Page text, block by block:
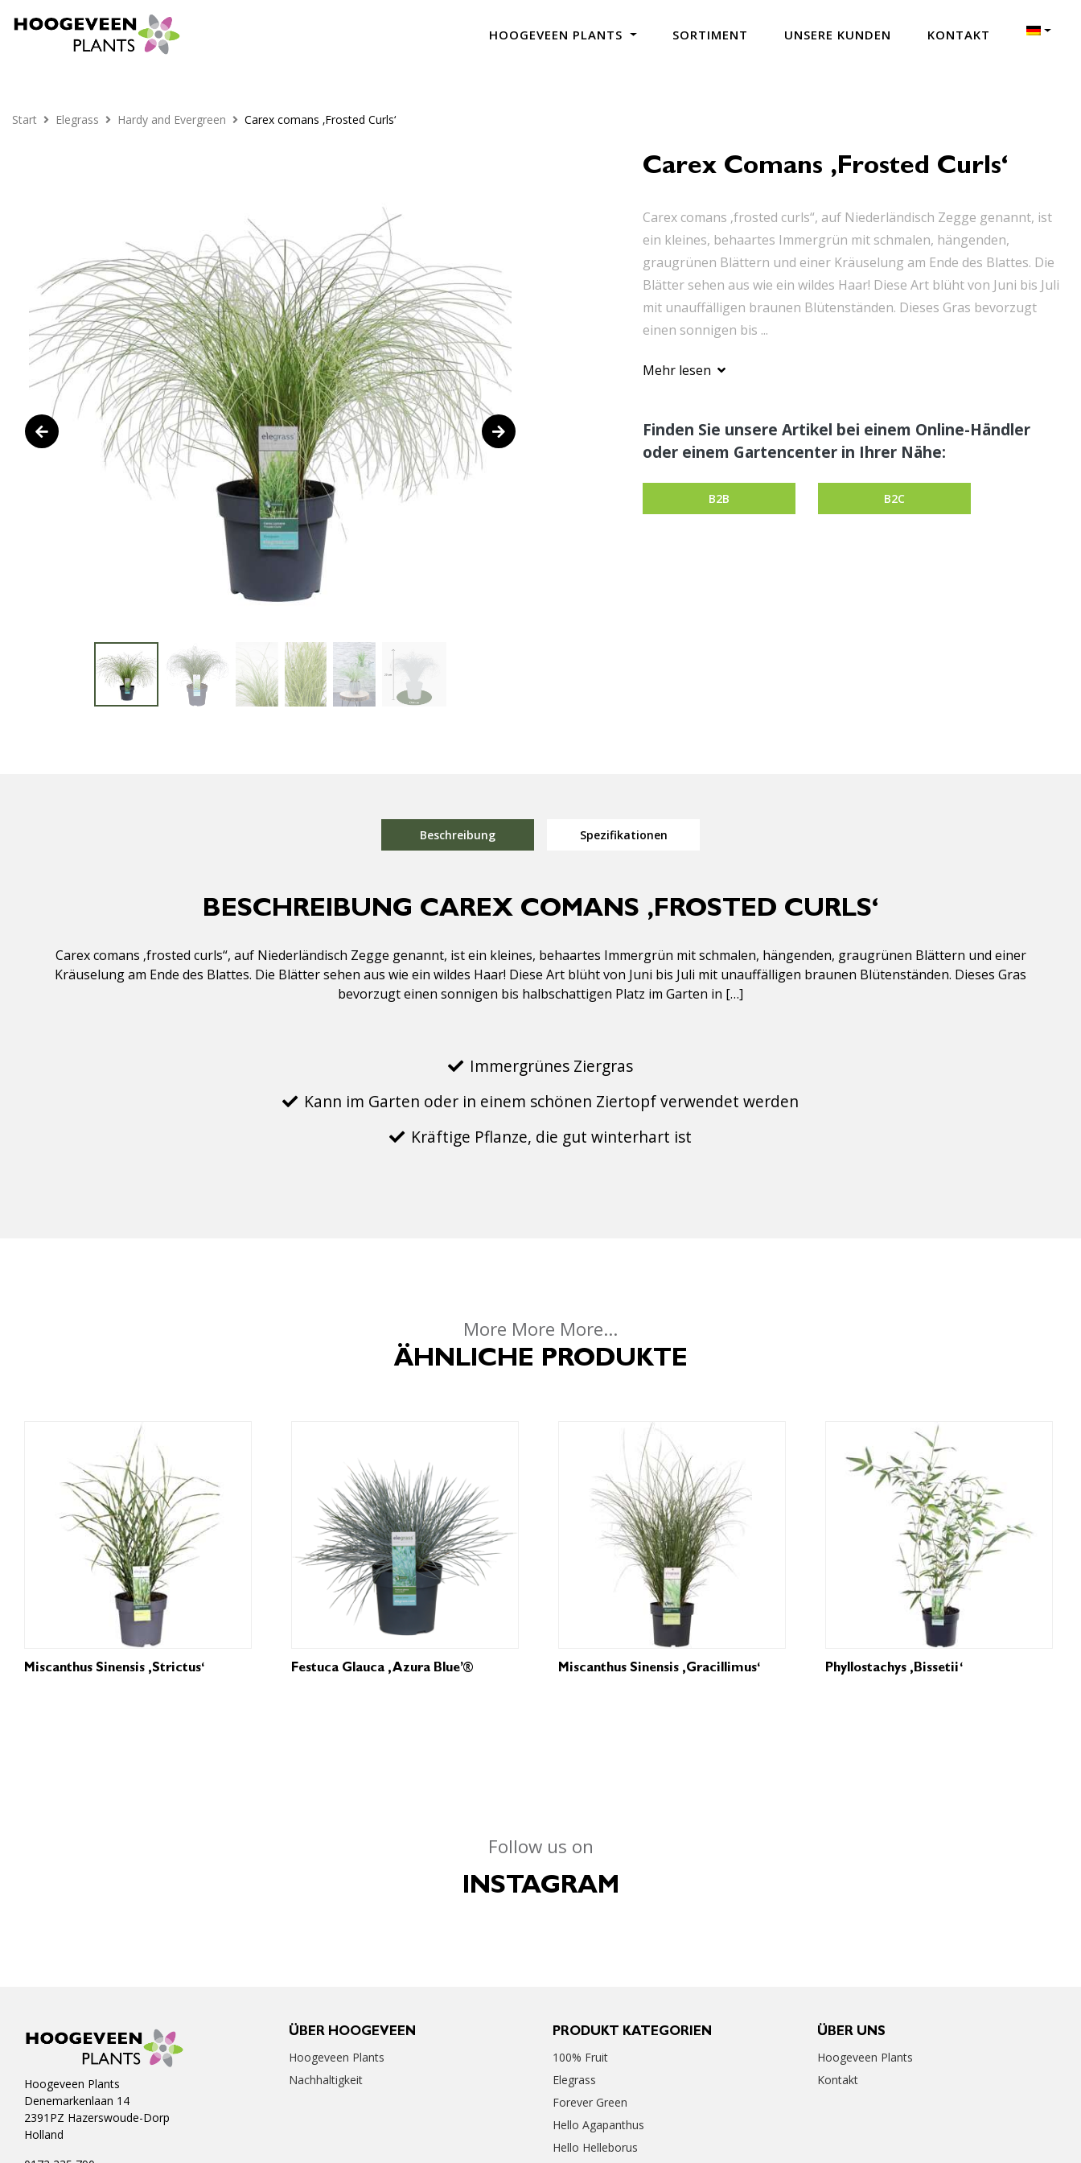
HOOGEVEEN PLANTS SORTIMENT UNSERE KUNDEN KONTAKT
Start Elegrass Hardy and Evergreen Carex comans ‚Frosted Curls‘
Carex Comans ‚Frosted Curls‘
Carex comans ‚frosted curls“, auf Niederländisch Zegge genannt, ist
ein kleines, behaartes Immergrün mit schmalen, hängenden,
graugrünen Blättern und einer Kräuselung am Ende des Blattes. Die
Blätter sehen aus wie ein wildes Haar! Diese Art blüht von Juni bis Juli
mit unauffälligen braunen Blütenständen. Dieses Gras bevorzugt
einen sonnigen bis ...
Mehr lesen
Finden Sie unsere Artikel bei einem Online-Händler
oder einem Gartencenter in Ihrer Nähe:
B2B B2C
Beschreibung Spezifikationen
BESCHREIBUNG CAREX COMANS ‚FROSTED CURLS‘
Carex comans ‚frosted curls“, auf Niederländisch Zegge genannt, ist ein kleines, behaartes Immergrün mit schmalen, hängenden, graugrünen Blättern und einer
Kräuselung am Ende des Blattes. Die Blätter sehen aus wie ein wildes Haar! Diese Art blüht von Juni bis Juli mit unauffälligen braunen Blütenständen. Dieses Gras
bevorzugt einen sonnigen bis halbschattigen Platz im Garten in […]
Immergrünes Ziergras
Kann im Garten oder in einem schönen Ziertopf verwendet werden
Kräftige Pflanze, die gut winterhart ist
More More More...
ÄHNLICHE PRODUKTE
Miscanthus Sinensis ‚Strictus‘ Festuca Glauca ‚Azura Blue’® Miscanthus Sinensis ‚Gracillimus‘ Phyllostachys ‚Bissetii‘
Follow us on
INSTAGRAM
Hoogeveen Plants
Denemarkenlaan 14
2391PZ Hazerswoude-Dorp
Holland
ÜBER HOOGEVEEN
Hoogeveen Plants
Nachhaltigkeit
PRODUKT KATEGORIEN
100% Fruit
Elegrass
Forever Green
Hello Agapanthus
Hello Helleborus
ÜBER UNS
Hoogeveen Plants
Kontakt